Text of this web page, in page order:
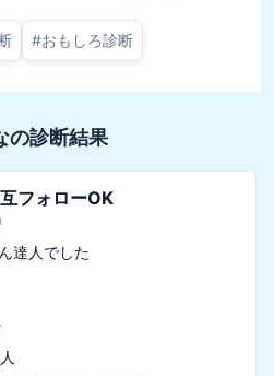
#おもしろ診断
の診断結果
フォローOK
達人でした